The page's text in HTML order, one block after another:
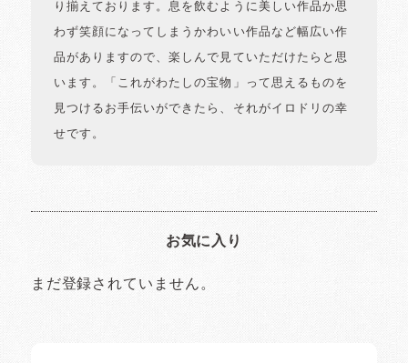
り揃えております。息を飲むように美しい作品か思
わず笑顔になってしまうかわいい作品など幅広い作
品がありますので、楽しんで見ていただけたらと思
います。「これがわたしの宝物」って思えるものを
見つけるお手伝いができたら、それがイロドリの幸
せです。
お気に入り
まだ登録されていません。